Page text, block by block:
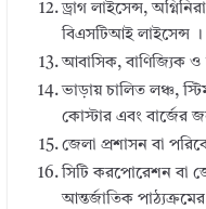
ড্রাগ লাইসেন্স,
বিএসটিআই লাইসেন্স ।
আবাসিক, বাণিজ্যিক ও
ভাড়ায় চালিত লঞ্চ,
কোস্টার এবং বার্জের
জেলা প্রশাসন বা
সিটি করপোরেশন বা
আন্তর্জাতিক